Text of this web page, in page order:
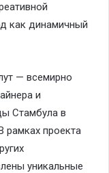
как динамичный
— всемирно
и
Стамбула в
рамках проекта
уникальные